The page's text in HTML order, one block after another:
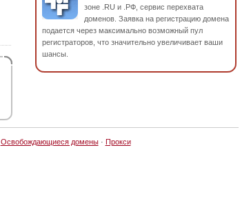
зоне .RU и .РФ, сервис перехвата
доменов. Заявка на регистрацию домена
подается через максимально возможный пул
регистраторов, что значительно увеличивает ваши
шансы.
Освобождающиеся домены· Прокси